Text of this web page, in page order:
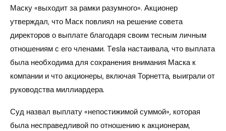
Маску «выходит за рамки разумного». Акционер
утверждал, что Маск повлиял на решение совета
директоров о выплате благодаря своим тесным личным
отношениям с его членами. Tesla настаивала, что выплата
была необходима для сохранения внимания Маска к
компании и что акционеры, включая Торнетта, выиграли от
руководства миллиардера.
Суд назвал выплату «непостижимой суммой», которая
была несправедливой по отношению к акционерам,